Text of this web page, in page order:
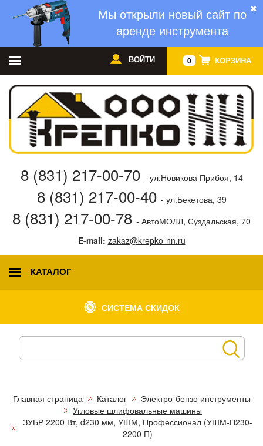
✖
Мы открыли новый сайт по
аренде инструмента
0 КОРЗИНА
ВОЙТИ
8 (831) 217-00-70 - ул.Новикова Прибоя, 14
8 (831) 217-00-40 - ул.Бекетова, 39
8 (831) 217-00-78 - АвтоМОЛЛ, Суздальская, 70
E-mail: zakaz@krepko-nn.ru
КАТАЛОГ
СИСТЕМА СКИДОК
Главная страница Каталог
Электро-бензо инструменты
Угловые шлифовальные машины
ЗУБР 2200 Вт, d230 мм, УШМ, Профессионал (УШМ-П230-
2200 П)